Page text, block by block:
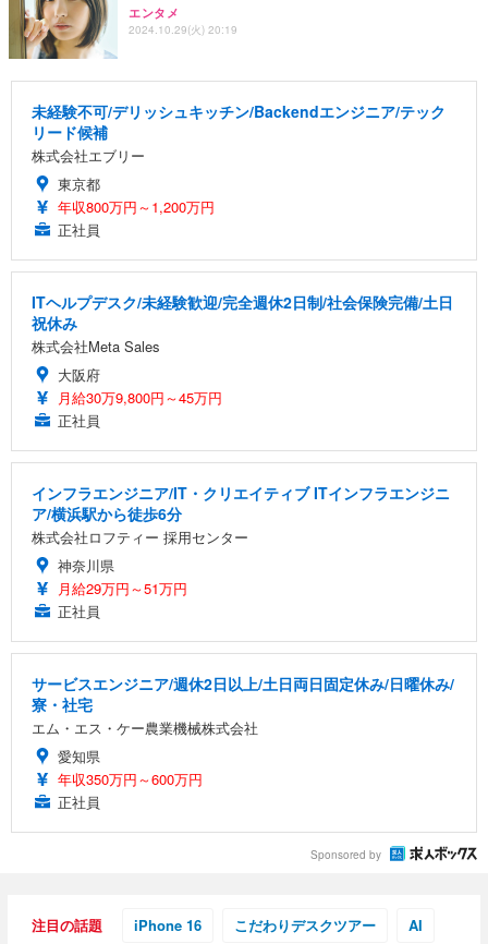
エンタメ
2024.10.29(火) 20:19
未経験不可/デリッシュキッチン/Backendエンジニア/テック
リード候補
株式会社エブリー
東京都
年収800万円～1,200万円
正社員
ITヘルプデスク/未経験歓迎/完全週休2日制/社会保険完備/土日
祝休み
株式会社Meta Sales
大阪府
月給30万9,800円～45万円
正社員
インフラエンジニア/IT・クリエイティブ ITインフラエンジニ
ア/横浜駅から徒歩6分
株式会社ロフティー 採用センター
神奈川県
月給29万円～51万円
正社員
サービスエンジニア/週休2日以上/土日両日固定休み/日曜休み/
寮・社宅
エム・エス・ケー農業機械株式会社
愛知県
年収350万円～600万円
正社員
Sponsored by
注目の話題 iPhone 16 こだわりデスクツアー AI